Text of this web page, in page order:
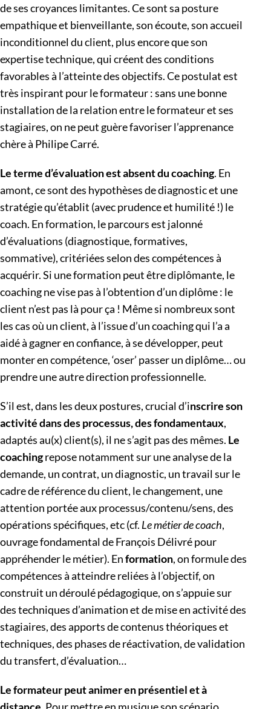
de ses croyances limitantes. Ce sont sa posture
empathique et bienveillante, son écoute, son accueil
inconditionnel du client, plus encore que son
expertise technique, qui créent des conditions
favorables à l’atteinte des objectifs. Ce postulat est
très inspirant pour le formateur : sans une bonne
installation de la relation entre le formateur et ses
stagiaires, on ne peut guère favoriser l’apprenance
chère à Philipe Carré.
Le terme d’évaluation est absent du coaching. En
amont, ce sont des hypothèses de diagnostic et une
stratégie qu’établit (avec prudence et humilité !) le
coach. En formation, le parcours est jalonné
d’évaluations (diagnostique, formatives,
sommative), critériées selon des compétences à
acquérir. Si une formation peut être diplômante, le
coaching ne vise pas à l’obtention d’un diplôme : le
client n’est pas là pour ça ! Même si nombreux sont
les cas où un client, à l’issue d’un coaching qui l’a a
aidé à gagner en confiance, à se développer, peut
monter en compétence, ‘oser’ passer un diplôme… ou
prendre une autre direction professionnelle.
S’il est, dans les deux postures, crucial d’inscrire son
activité dans des processus, des fondamentaux,
adaptés au(x) client(s), il ne s’agit pas des mêmes. Le
coachingrepose notamment sur une analyse de la
demande, un contrat, un diagnostic, un travail sur le
cadre de référence du client, le changement, une
attention portée aux processus/contenu/sens, des
opérations spécifiques, etc (cf. Le métier de coach,
ouvrage fondamental de François Délivré pour
appréhender le métier). Enformation, on formule des
compétences à atteindre reliées à l’objectif, on
construit un déroulé pédagogique, on s’appuie sur
des techniques d’animation et de mise en activité des
stagiaires, des apports de contenus théoriques et
techniques, des phases de réactivation, de validation
du transfert, d’évaluation…
Le formateur peut animer en présentiel et à